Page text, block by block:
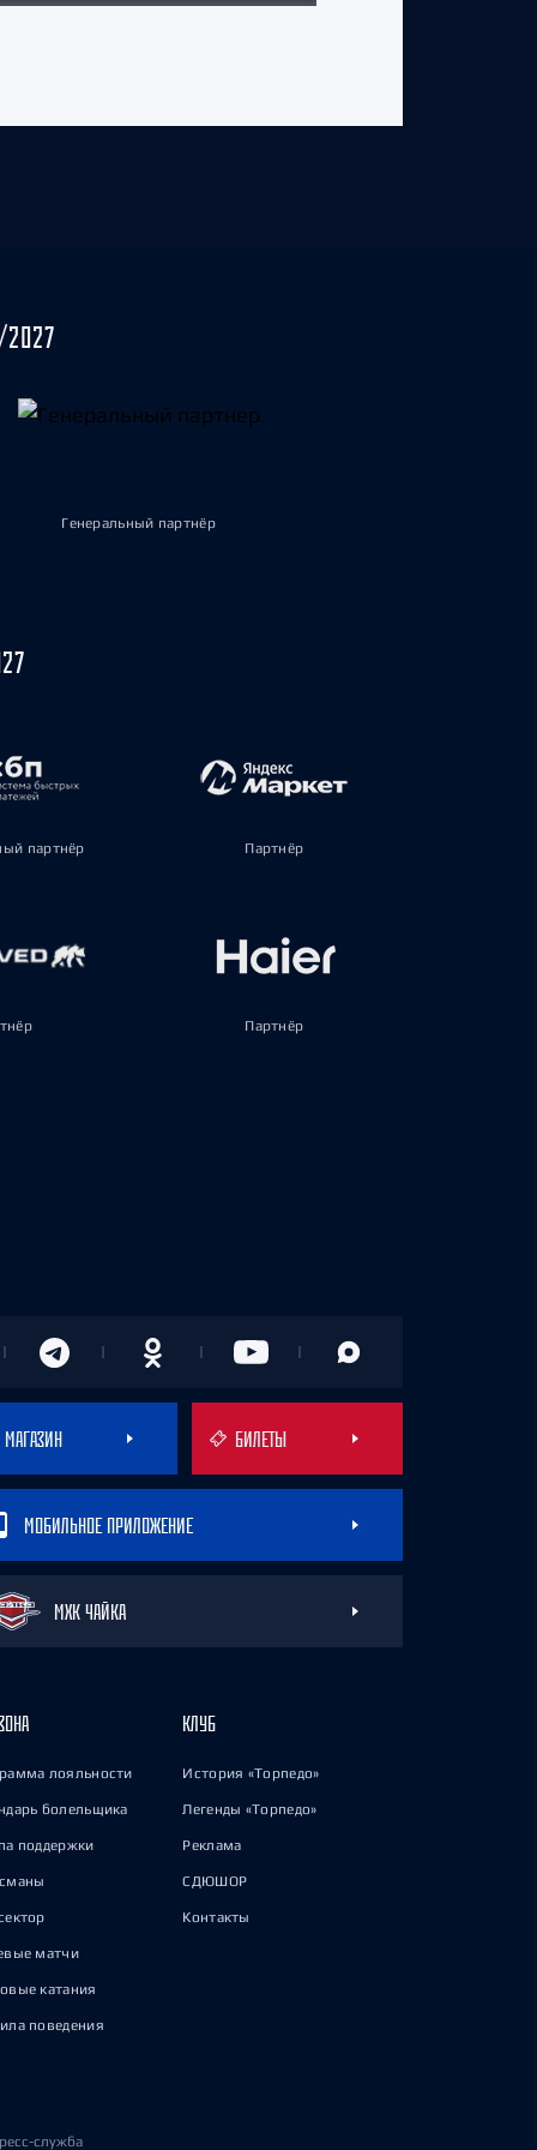
Генеральный партнёр
партнёр Партнёр
Партнёр
МАГАЗИН БИЛЕТЫ
МОБИЛЬНОЕ ПРИЛОЖЕНИЕ
МХК ЧАЙКА
лояльности
болельщика
поддержки
матчи
катания
поведения
КЛУБ
История «Торпедо»
Легенды «Торпедо»
Реклама
СДЮШОР
Контакты
служба